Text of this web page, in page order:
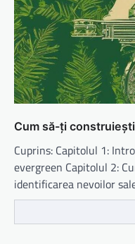
Cum să-ți
Cuprins: Capitolul 1:
evergreen Capitolul 2:
identificarea nevoilor